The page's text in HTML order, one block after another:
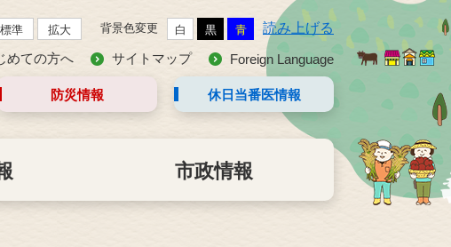
標準 拡大 背景色変更 白 黒 青 読み上げる
めての方へ サイトマップ Foreign Language
防災情報 休日当番医情報
市政情報